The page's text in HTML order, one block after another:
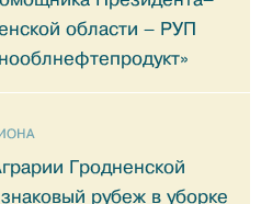
области – РУП
Гродненской
рубеж в уборке